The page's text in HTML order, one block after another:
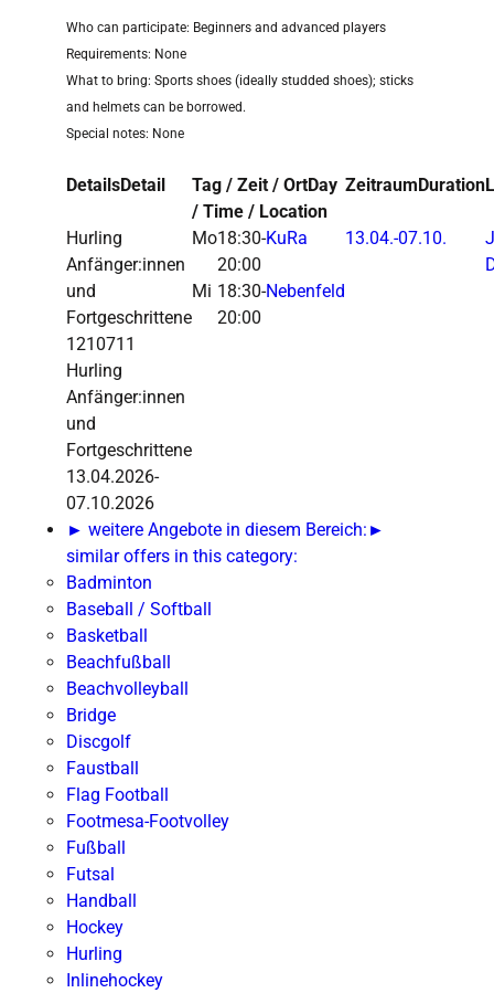
Who can participate: Beginners and advanced players
Requirements: None
What to bring: Sports shoes (ideally studded shoes); sticks
and helmets can be borrowed.
Special notes: None
DetailsDetail Tag / Zeit / OrtDay
/ Time / Location
ZeitraumDuration
Hurling
Anfänger:innen
und
Fortgeschrittene
1210711
Hurling
Anfänger:innen
und
Fortgeschrittene
13.04.2026-
07.10.2026
Mo18:30-
20:00
KuRa
Mi 18:30-
20:00
Nebenfeld
13.04.-07.10.
► weitere Angebote in diesem Bereich: ►
similar offers in this category:
Badminton
Baseball / Softball
Basketball
Beachfußball
Beachvolleyball
Bridge
Discgolf
Faustball
Flag Football
Footmesa-Footvolley
Fußball
Futsal
Handball
Hockey
Hurling
Inlinehockey